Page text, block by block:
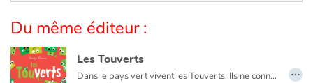
Sujets de société
Émotions et sentiments
Du même éditeur :
Les Touverts
Dans le pays vert vivent les Touverts. Ils ne connaissent que la couleur verte. Tout est vert, ils l’ont appris de leurs pères, qui, eux-mêmes, l’ont appris de leurs pères.
…